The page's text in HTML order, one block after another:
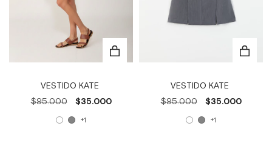
VESTIDO KATE
$95.000
$35.000
+1
VESTIDO KATE
$95.000
$35.000
+1